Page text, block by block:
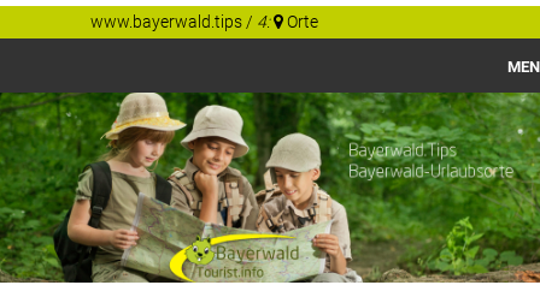
www.bayerwald.tips/ 4: Orte
Bayerwald
Gastgeber Tips
Regionen
Orte